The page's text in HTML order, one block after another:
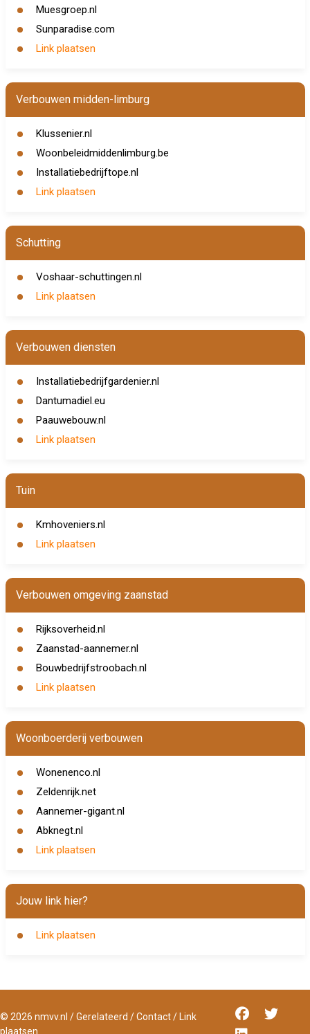
Muesgroep.nl
Sunparadise.com
Link plaatsen
Verbouwen midden-limburg
Klussenier.nl
Woonbeleidmiddenlimburg.be
Installatiebedrijftope.nl
Link plaatsen
Schutting
Voshaar-schuttingen.nl
Link plaatsen
Verbouwen diensten
Installatiebedrijfgardenier.nl
Dantumadiel.eu
Paauwebouw.nl
Link plaatsen
Tuin
Kmhoveniers.nl
Link plaatsen
Verbouwen omgeving zaanstad
Rijksoverheid.nl
Zaanstad-aannemer.nl
Bouwbedrijfstroobach.nl
Link plaatsen
Woonboerderij verbouwen
Wonenenco.nl
Zeldenrijk.net
Aannemer-gigant.nl
Abknegt.nl
Link plaatsen
Jouw link hier?
Link plaatsen
© 2026 nmvv.nl /Gerelateerd /Contact/ Link
plaatsen